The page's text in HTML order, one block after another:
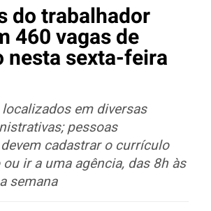
do trabalhador
460 vagas de
nesta sexta-feira
em diversas
pessoas
cadastrar o currículo
ir a uma agência, das 8h às
semana